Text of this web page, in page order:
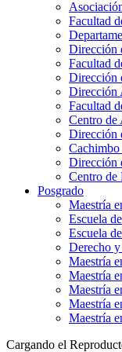
Facultad
Dirección
Facultad
Dirección
Dirección
Facultad
Centro de
Dirección
Dirección
Centro de
Posgrado
Maestría
Escuela
Escuela
Derecho y
Maestría
Maestría
Maestría
Maestría
Maestría
Cargando el